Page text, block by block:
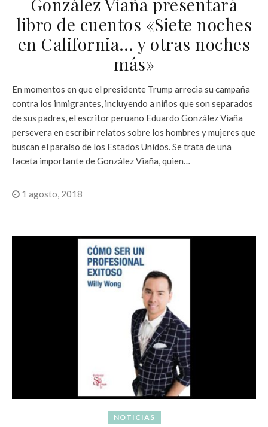
libro de cuentos «Siete noches
en California… y otras noches
más»
En momentos en que el presidente Trump arrecia su campaña
contra los inmigrantes, incluyendo a niños que son separados
de sus padres, el escritor peruano Eduardo González Viaña
persevera en escribir relatos sobre los hombres y mujeres que
buscan el paraíso de los Estados Unidos. Se trata de una
faceta importante de González Viaña, quien…
1 agosto, 2018
NOTICIAS